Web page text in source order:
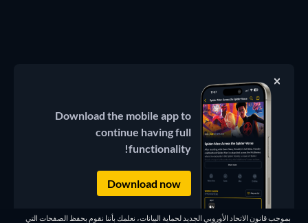
بموجب قانون الاتحاد الأوروبي الجديد لحماية البيانات، نعلمك بأننا نقوم بحفظ الصفحات التي
Download the mobile app to
continue having full
functionality!
Download now